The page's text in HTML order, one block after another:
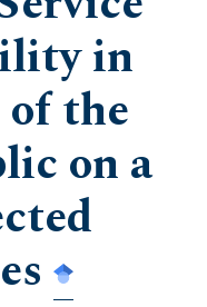
in
the
on a